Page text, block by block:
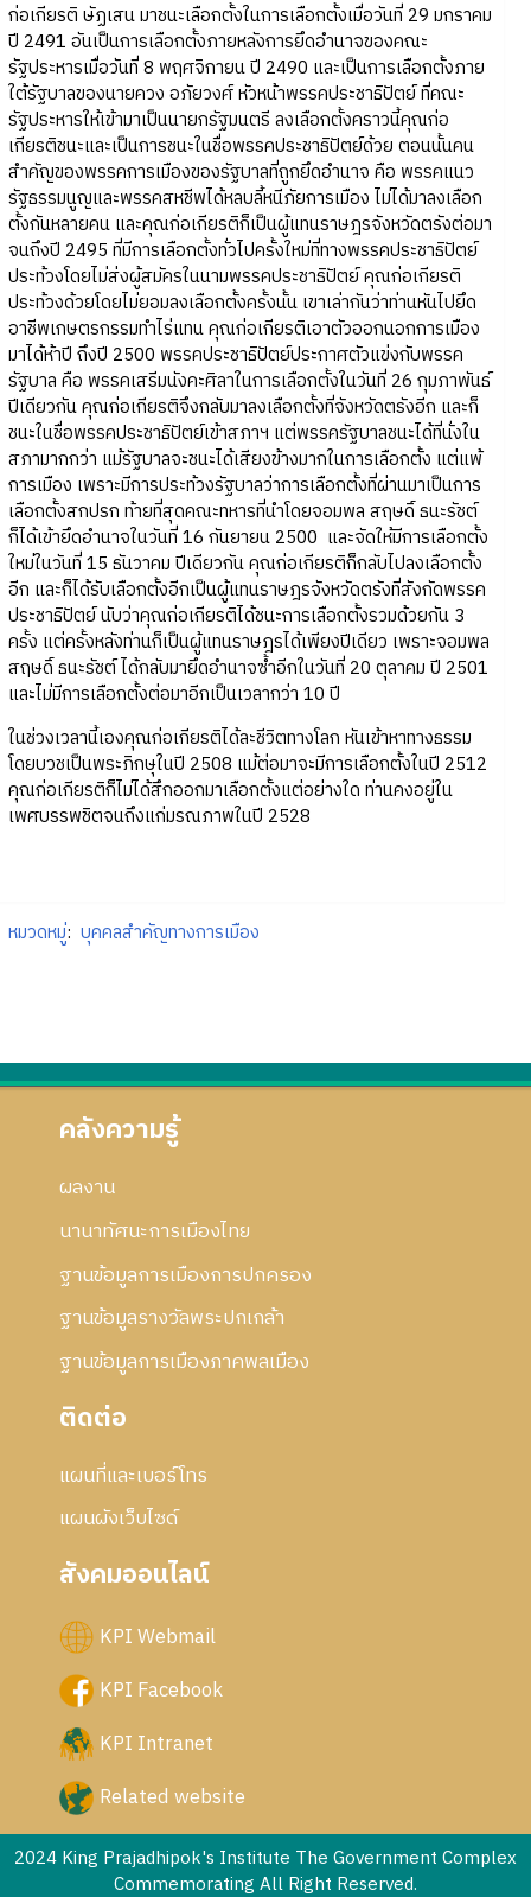
ก่อเกียรติ ษัฏเสน มาชนะเลือกตั้งในการเลือกตั้งเมื่อวันที่ 29 มกราคม
ปี 2491 อันเป็นการเลือกตั้งภายหลังการยึดอำนาจของคณะ
รัฐประหารเมื่อวันที่ 8 พฤศจิกายน ปี 2490 และเป็นการเลือกตั้งภาย
ใต้รัฐบาลของนายควง อภัยวงศ์ หัวหน้าพรรคประชาธิปัตย์ ที่คณะ
รัฐประหารให้เข้ามาเป็นนายกรัฐมนตรี ลงเลือกตั้งคราวนี้คุณก่อ
เกียรติชนะและเป็นการชนะในชื่อพรรคประชาธิปัตย์ด้วย ตอนนั้นคน
สำคัญของพรรคการเมืองของรัฐบาลที่ถูกยึดอำนาจ คือ พรรคแนว
รัฐธรรมนูญและพรรคสหชีพได้หลบลี้หนีภัยการเมือง ไม่ได้มาลงเลือก
ตั้งกันหลายคน และคุณก่อเกียรติก็เป็นผู้แทนราษฎรจังหวัดตรังต่อมา
จนถึงปี 2495 ที่มีการเลือกตั้งทั่วไปครั้งใหม่ที่ทางพรรคประชาธิปัตย์
ประท้วงโดยไม่ส่งผู้สมัครในนามพรรคประชาธิปัตย์ คุณก่อเกียรติ
ประท้วงด้วยโดยไม่ยอมลงเลือกตั้งครั้งนั้น เขาเล่ากันว่าท่านหันไปยึด
อาชีพเกษตรกรรมทำไร่แทน คุณก่อเกียรติเอาตัวออกนอกการเมือง
มาได้ห้าปี ถึงปี 2500 พรรคประชาธิปัตย์ประกาศตัวแข่งกับพรรค
รัฐบาล คือ พรรคเสรีมนังคะศิลาในการเลือกตั้งในวันที่ 26 กุมภาพันธ์
ปีเดียวกัน คุณก่อเกียรติจึงกลับมาลงเลือกตั้งที่จังหวัดตรังอีก และก็
ชนะในชื่อพรรคประชาธิปัตย์เข้าสภาฯ แต่พรรครัฐบาลชนะได้ที่นั่งใน
สภามากกว่า แม้รัฐบาลจะชนะได้เสียงข้างมากในการเลือกตั้ง แต่แพ้
การเมือง เพราะมีการประท้วงรัฐบาลว่าการเลือกตั้งที่ผ่านมาเป็นการ
เลือกตั้งสกปรก ท้ายที่สุดคณะทหารที่นำโดยจอมพล สฤษดิ์ ธนะรัชต์
ก็ได้เข้ายึดอำนาจในวันที่ 16 กันยายน 2500 และจัดให้มีการเลือกตั้ง
ใหม่ในวันที่ 15 ธันวาคม ปีเดียวกัน คุณก่อเกียรติก็กลับไปลงเลือกตั้ง
อีก และก็ได้รับเลือกตั้งอีกเป็นผู้แทนราษฎรจังหวัดตรังที่สังกัดพรรค
ประชาธิปัตย์ นับว่าคุณก่อเกียรติได้ชนะการเลือกตั้งรวมด้วยกัน 3
ครั้ง แต่ครั้งหลังท่านก็เป็นผู้แทนราษฎรได้เพียงปีเดียว เพราะจอมพล
สฤษดิ์ ธนะรัชต์ ได้กลับมายึดอำนาจซ้ำอีกในวันที่ 20 ตุลาคม ปี 2501
และไม่มีการเลือกตั้งต่อมาอีกเป็นเวลากว่า 10 ปี
ในช่วงเวลานี้เองคุณก่อเกียรติได้ละชีวิตทางโลก หันเข้าหาทางธรรม
โดยบวชเป็นพระภิกษุในปี 2508 แม้ต่อมาจะมีการเลือกตั้งในปี 2512
คุณก่อเกียรติก็ไม่ได้สึกออกมาเลือกตั้งแต่อย่างใด ท่านคงอยู่ใน
เพศบรรพชิตจนถึงแก่มรณภาพในปี 2528
หมวดหมู่: บุคคลสำคัญทางการเมือง
คลังความรู้
ผลงาน
นานาทัศนะการเมืองไทย
ฐานข้อมูลการเมืองการปกครอง
ฐานข้อมูลรางวัลพระปกเกล้า
ฐานข้อมูลการเมืองภาคพลเมือง
ติดต่อ
แผนที่และเบอร์โทร
แผนผังเว็บไซด์
สังคมออนไลน์
KPI Webmail
KPI Facebook
KPI Intranet
Related website
2024 King Prajadhipok's Institute The Government Complex
Commemorating All Right Reserved.